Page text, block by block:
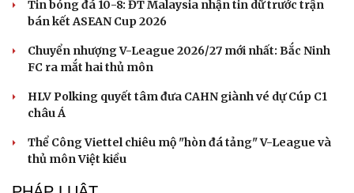
Văn hóa
Sân khấu - Điện ảnh
Văn học
Di sản
Nghệ sĩ
Tin bóng đá 10-8: ĐT Malaysia nhận tin dữ trước trận
bán kết ASEAN Cup 2026
Chuyển nhượng V-League 2026/27 mới nhất: Bắc Ninh
FC ra mắt hai thủ môn
HLV Polking quyết tâm đưa CAHN giành vé dự Cúp C1
châu Á
Thể Công Viettel chiêu mộ "hòn đá tảng" V-League và
thủ môn Việt kiều